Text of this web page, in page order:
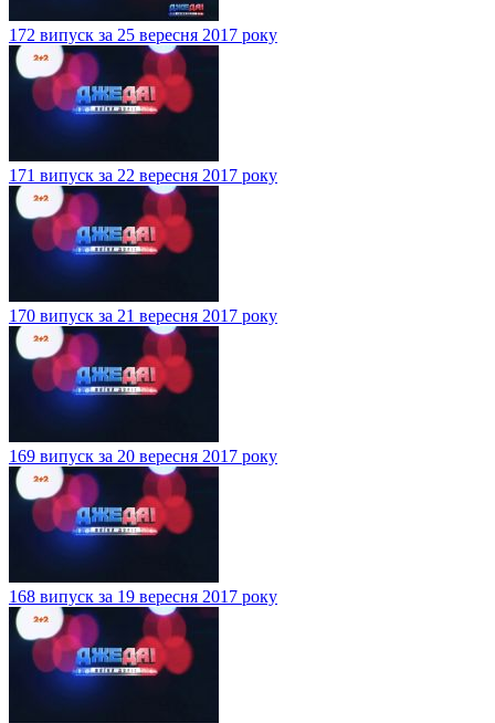
172 випуск за 25 вересня 2017 року
171 випуск за 22 вересня 2017 року
170 випуск за 21 вересня 2017 року
169 випуск за 20 вересня 2017 року
168 випуск за 19 вересня 2017 року